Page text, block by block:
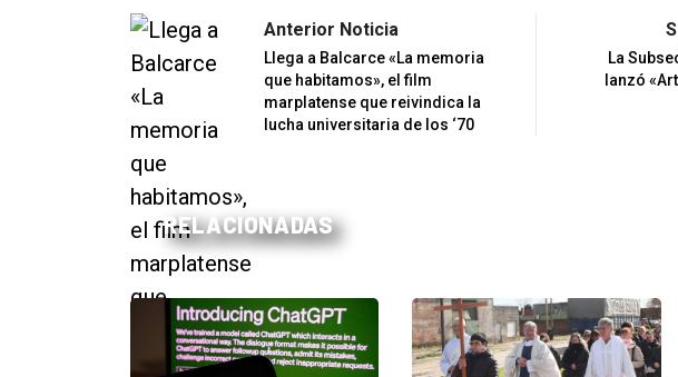
Anterior Noticia
Llega a Balcarce «La memoria
que habitamos», el film
marplatense que reivindica la
lucha universitaria de los ‘70
La
lanzó
RELACIONADAS